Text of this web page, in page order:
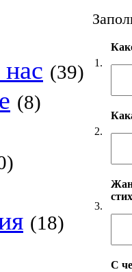
(39)
(8)
(18)
1.
2.
3.
С